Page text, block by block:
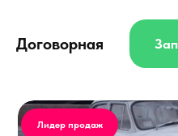
Договорная
Лидер продаж